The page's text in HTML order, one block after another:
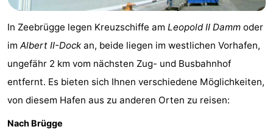
Forum
Kreuzfahrtterminal
Route
-
In Zeebrügge legen Kreuzschiffe am Leopold II Damm oder
im Albert II-Dock an, beide liegen im westlichen Vorhafen,
ungefähr 2 km vom nächsten Zug- und Busbahnhof
entfernt. Es bieten sich Ihnen verschiedene Möglichkeiten,
von diesem Hafen aus zu anderen Orten zu reisen:
Nach Brügge